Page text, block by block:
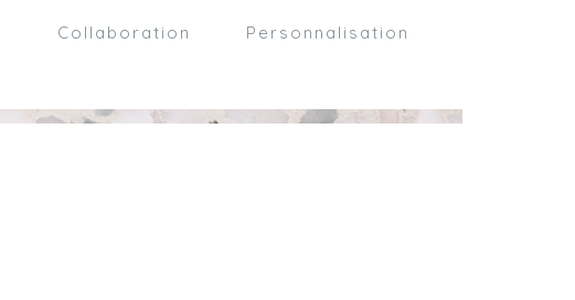
Collaboration Personnalisation